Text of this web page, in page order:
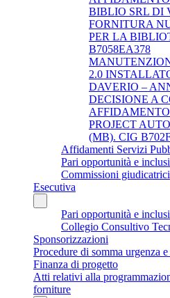
BIBLIO SRL DI
FORNITURA
PER LA
B7058EA378
2.0
DAVERIO –
DECISIONE A
PROJECT
(MB). CIG
Affidamenti Servizi
Pari opportunità e
Commissioni giudicatrici
Esecutiva
Pari opportunità e
Collegio Consultivo
Sponsorizzazioni
Procedure di somma urgenza
Finanza di progetto
Atti relativi alla
forniture